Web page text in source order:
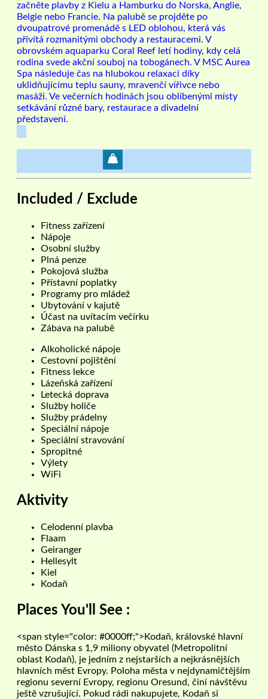
začněte plavby z Kielu a Hamburku do Norska, Anglie,
Belgie nebo Francie. Na palubě se projděte po
dvoupatrové promenádě s LED oblohou, která vás
přivítá rozmanitými obchody a restauracemi. V
obrovském aquaparku Coral Reef letí hodiny, kdy celá
rodina svede akční souboj na tobogánech. V MSC Aurea
Spa následuje čas na hlubokou relaxaci díky
uklidňujícímu teplu sauny, mravenčí vířivce nebo
masáži. Ve večerních hodinách jsou oblíbenými místy
setkávání různé bary, restaurace a divadelní
představení.
Included / Exclude
Fitness zařízení
Nápoje
Osobní služby
Plná penze
Pokojová služba
Přístavní poplatky
Programy pro mládež
Ubytování v kajutě
Účast na uvítacím večírku
Zábava na palubě
Alkoholické nápoje
Cestovní pojištění
Fitness lekce
Lázeňská zařízení
Letecká doprava
Služby holiče
Služby prádelny
Speciální nápoje
Speciální stravování
Spropitné
Výlety
WiFi
Aktivity
Celodenní plavba
Flaam
Geiranger
Hellesylt
Kiel
Kodaň
Places You'll See :
<span style="color: #0000ff;">Kodaň, královské hlavní
město Dánska s 1,9 miliony obyvatel (Metropolitní
oblast Kodaň), je jedním z nejstarších a nejkrásnějších
hlavních měst Evropy. Poloha města v nejdynamičtějším
regionu severní Evropy, regionu Oresund, činí návštěvu
ještě vzrušující. Pokud rádi nakupujete, Kodaň si